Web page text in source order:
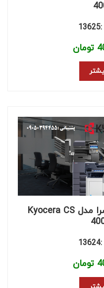
تومان
دانلود درایور پرینتر کیوسرا مدل Kyocera CS
تومان